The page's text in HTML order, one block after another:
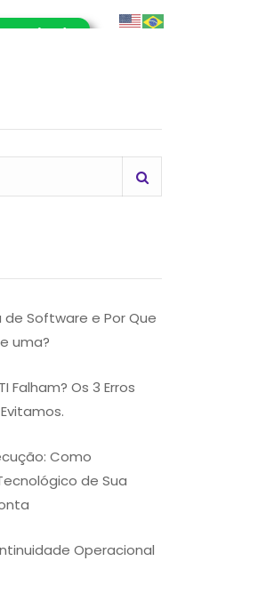
(RPA)
Software e Por Que
uma?
Falham? Os 3 Erros
Como
de Sua
Operacional